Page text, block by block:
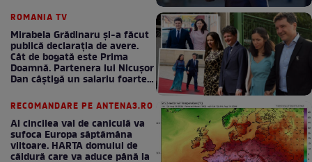
ROMANIA TV
Mirabela Grădinaru și-a făcut
publică declarația de avere.
Cât de bogată este Prima
Doamnă. Partenera lui Nicușor
Dan câștigă un salariu foarte
RECOMANDARE PE ANTENA3.RO
Al cincilea val de caniculă va
sufoca Europa săptămâna
viitoare. HARTA domului de
căldură care va aduce până la